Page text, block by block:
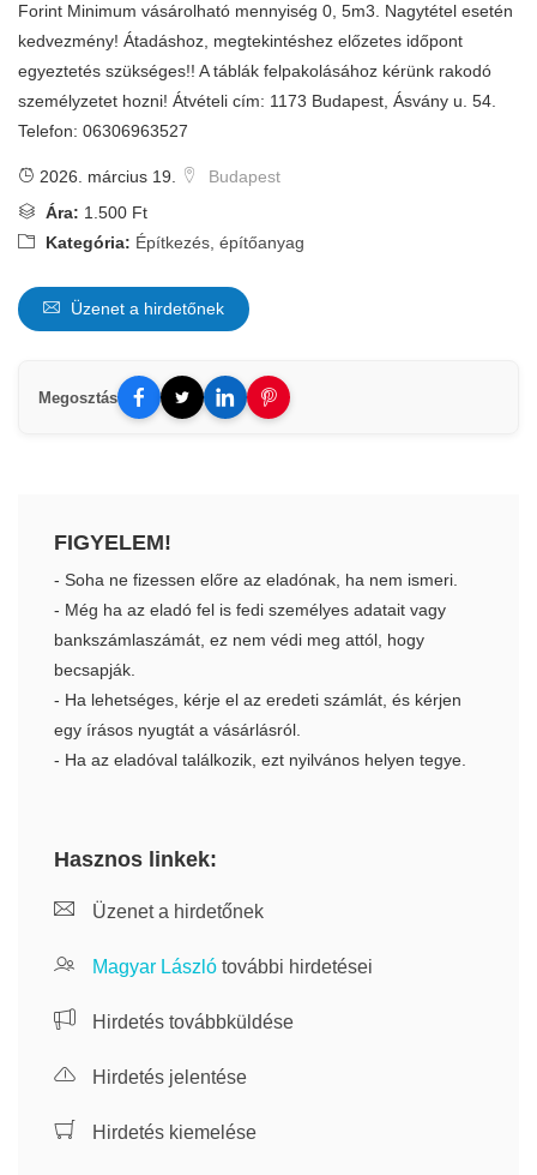
Forint Minimum vásárolható mennyiség 0, 5m3. Nagytétel esetén
kedvezmény! Átadáshoz, megtekintéshez előzetes időpont
egyeztetés szükséges!! A táblák felpakolásához kérünk rakodó
személyzetet hozni! Átvételi cím: 1173 Budapest, Ásvány u. 54.
Telefon: 06306963527
2026. március 19.
Budapest
Ára: 1.500 Ft
Kategória: Építkezés, építőanyag
Üzenet a hirdetőnek
Megosztás
FIGYELEM!
- Soha ne fizessen előre az eladónak, ha nem ismeri.
- Még ha az eladó fel is fedi személyes adatait vagy
bankszámlaszámát, ez nem védi meg attól, hogy
becsapják.
- Ha lehetséges, kérje el az eredeti számlát, és kérjen
egy írásos nyugtát a vásárlásról.
- Ha az eladóval találkozik, ezt nyilvános helyen tegye.
Hasznos linkek:
Üzenet a hirdetőnek
Magyar László további hirdetései
Hirdetés továbbküldése
Hirdetés jelentése
Hirdetés kiemelése